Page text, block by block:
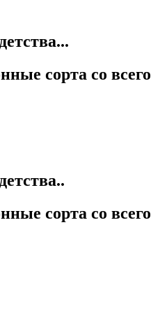
сорта со всего
сорта со всего